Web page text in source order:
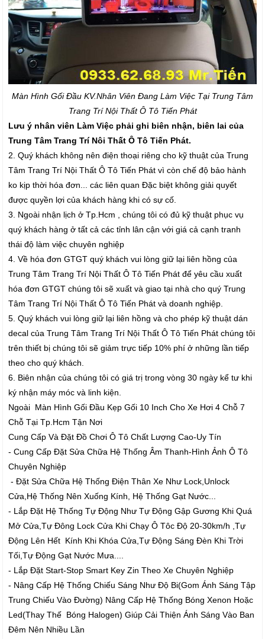
Màn Hình Gối Đầu KV.Nhân Viên Đang Làm Việc Tại Trung Tâm
Trang Trí Nội Thất Ô Tô Tiến Phát
Lưu ý nhân viên Làm Việc phải ghi biên nhận, biên lai của
Trung Tâm Trang Trí Nôi Thất Ô Tô Tiến Phát.
2. Quý khách không nên điện thoại riêng cho kỹ thuật của Trung
Tâm Trang Trí Nội Thất Ô Tô Tiến Phát vì còn chế độ bảo hành
ko kịp thời hóa đơn... các liên quan Đặc biệt không giải quyết
được quyền lợi của khách hàng khi có sự cố.
3. Ngoài nhận lịch ở Tp.Hcm , chúng tôi có đủ kỹ thuật phục vụ
quý khách hàng ở tất cả các tỉnh lân cận với giá cả cạnh tranh
thái độ làm việc chuyên nghiệp
4. Về hóa đơn GTGT quý khách vui lòng giữ lại liên hồng của
Trung Tâm Trang Trí Nội Thất Ô Tô Tiến Phát để yêu cầu xuất
hóa đơn GTGT chúng tôi sẽ xuất và giao tại nhà cho quý Trung
Tâm Trang Trí Nội Thất Ô Tô Tiến Phát và doanh nghiệp.
5. Quý khách vui lòng giữ lại liên hồng và cho phép kỹ thuật dán
decal của Trung Tâm Trang Trí Nội Thất Ô Tô Tiến Phát chúng tôi
trên thiết bị chúng tôi sẽ giảm trực tiếp 10% phí ở những lần tiếp
theo cho quý khách.
6. Biên nhận của chúng tôi có giá trị trong vòng 30 ngày kể tư khi
ký nhận máy móc và linh kiện.
Ngoài Màn Hình Gối Đầu Kẹp Gối 10 Inch Cho Xe Hơi 4 Chỗ 7
Chỗ Tại Tp.Hcm Tận Nơi
Cung Cấp Và Đặt Đồ Chơi Ô Tô Chất Lượng Cao-Uy Tín
- Cung Cấp Đặt Sửa Chữa Hệ Thống Âm Thanh-Hình Ảnh Ô Tô
Chuyên Nghiệp
- Đặt Sửa Chữa Hệ Thống Điện Thân Xe Như Lock,Unlock
Cửa,Hệ Thống Nên Xuống Kính, Hệ Thống Gạt Nước...
- Lắp Đặt Hệ Thống Tự Động Như Tự Động Gập Gương Khi Quá
Mở Cửa,Tự Đông Lock Cửa Khi Chạy Ô Tôc Độ 20-30km/h ,Tự
Động Lên Hết Kính Khi Khóa Cửa,Tự Động Sáng Đèn Khi Trời
Tối,Tự Động Gạt Nước Mưa....
- Lắp Đặt Start-Stop Smart Key Zin Theo Xe Chuyên Nghiệp
- Nâng Cấp Hệ Thống Chiếu Sáng Như Độ Bi(Gom Ánh Sáng Tập
Trung Chiếu Vào Đường) Nâng Cấp Hệ Thống Bóng Xenon Hoặc
Led(Thay Thế Bóng Halogen) Giúp Cải Thiện Ánh Sáng Vào Ban
Đêm Nên Nhiều Lần